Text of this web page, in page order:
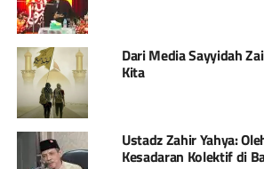
Dari Media Sayyidah
Kita
Ustadz Zahir Yahya:
Kesadaran Kolektif di